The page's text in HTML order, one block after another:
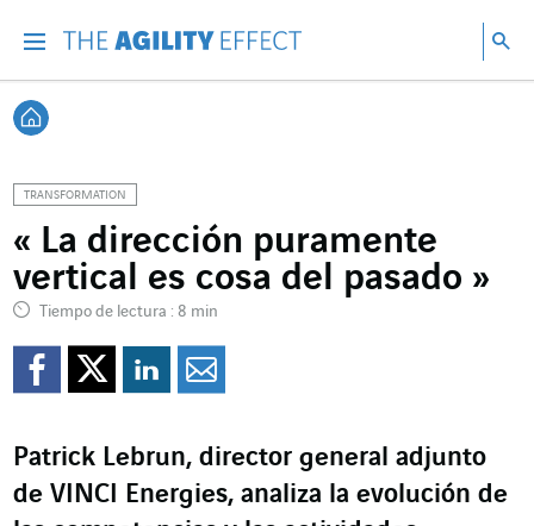
Volver a Inicio
TRANSFORMATION
« La dirección puramente
vertical es cosa del pasado »
Tiempo de lectura : 8 min
Compartir en Facebook
Compartir en
Compartir en
Patrick Lebrun, director general adjunto
de VINCI Energies, analiza la evolución de